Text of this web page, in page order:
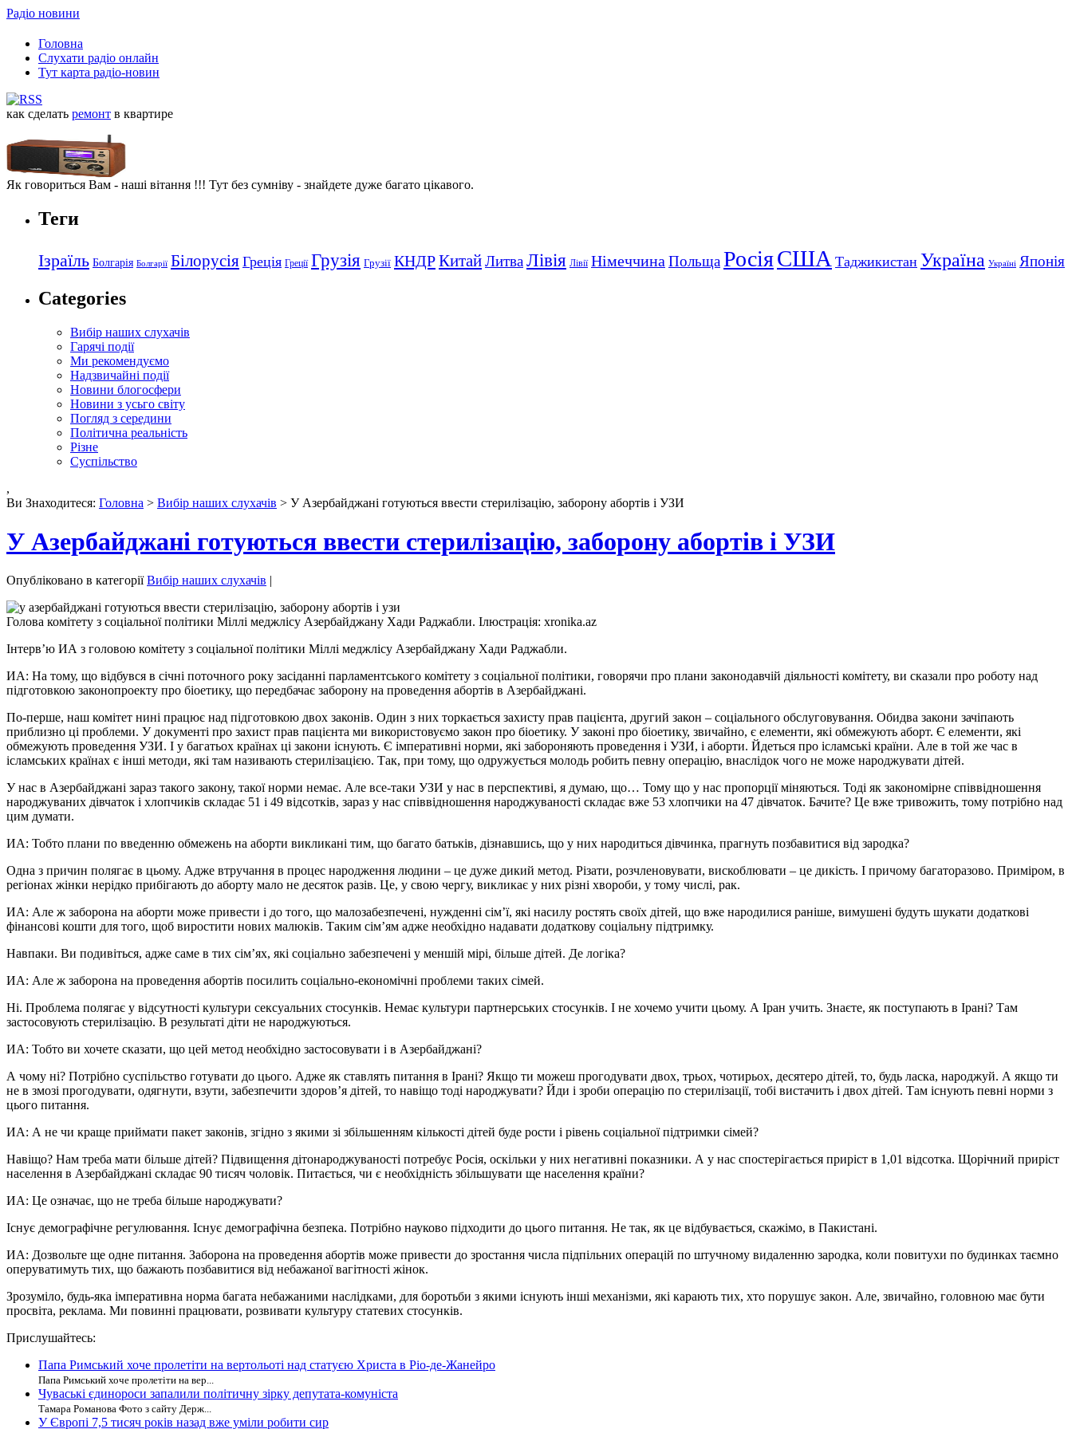
Радіо новини
Головна
Слухати радіо онлайн
Тут карта радіо-новин
как сделать ремонт в квартире
Як говориться Вам - наші вітання !!! Тут без сумніву - знайдете дуже багато цікавого.
Теги
Ізраїль Болгарія Болгарії Білорусія Греція Греції Грузія Грузії КНДРКитайЛитваЛівія Лівії Німеччина ПольщаРосіяСША Таджикистан Україна Україні Японія
Categories
Вибір наших слухачів
Гарячі події
Ми рекомендуємо
Надзвичайні події
Новини блогосфери
Новини з усьго світу
Погляд з середини
Політична реальність
Різне
Суспільство
,
Ви Знаходитеся: Головна > Вибір наших слухачів > У Азербайджані готуються ввести стерилізацію, заборону абортів і УЗИ
У Азербайджані готуються ввести стерилізацію, заборону абортів і УЗИ
Опубліковано в категоріїВибір наших слухачів |
Голова комітету з соціальної політики Міллі меджлісу Азербайджану Хади Раджабли. Ілюстрація: xronika.az
Інтерв’ю ИА з головою комітету з соціальної політики Міллі меджлісу Азербайджану Хади Раджабли.
ИА: На тому, що відбувся в січні поточного року засіданні парламентського комітету з соціальної політики, говорячи про плани законодавчій діяльності комітету, ви сказали про роботу над
підготовкою законопроекту про біоетику, що передбачає заборону на проведення абортів в Азербайджані.
По-перше, наш комітет нині працює над підготовкою двох законів. Один з них торкається захисту прав пацієнта, другий закон – соціального обслуговування. Обидва закони зачіпають
приблизно ці проблеми. У документі про захист прав пацієнта ми використовуємо закон про біоетику. У законі про біоетику, звичайно, є елементи, які обмежують аборт. Є елементи, які
обмежують проведення УЗИ. І у багатьох країнах ці закони існують. Є імперативні норми, які забороняють проведення і УЗИ, і аборти. Йдеться про ісламські країни. Але в той же час в
ісламських країнах є інші методи, які там називають стерилізацією. Так, при тому, що одружується молодь робить певну операцію, внаслідок чого не може народжувати дітей.
У нас в Азербайджані зараз такого закону, такої норми немає. Але все-таки УЗИ у нас в перспективі, я думаю, що… Тому що у нас пропорції міняються. Тоді як закономірне співвідношення
народжуваних дівчаток і хлопчиків складає 51 і 49 відсотків, зараз у нас співвідношення народжуваності складає вже 53 хлопчики на 47 дівчаток. Бачите? Це вже тривожить, тому потрібно над
цим думати.
ИА: Тобто плани по введенню обмежень на аборти викликані тим, що багато батьків, дізнавшись, що у них народиться дівчинка, прагнуть позбавитися від зародка?
Одна з причин полягає в цьому. Адже втручання в процес народження людини – це дуже дикий метод. Різати, розчленовувати, вискоблювати – це дикість. І причому багаторазово. Приміром, в
регіонах жінки нерідко прибігають до аборту мало не десяток разів. Це, у свою чергу, викликає у них різні хвороби, у тому числі, рак.
ИА: Але ж заборона на аборти може привести і до того, що малозабезпечені, нужденні сім’ї, які насилу ростять своїх дітей, що вже народилися раніше, вимушені будуть шукати додаткові
фінансові кошти для того, щоб виростити нових малюків. Таким сім’ям адже необхідно надавати додаткову соціальну підтримку.
Навпаки. Ви подивіться, адже саме в тих сім’ях, які соціально забезпечені у меншій мірі, більше дітей. Де логіка?
ИА: Але ж заборона на проведення абортів посилить соціально-економічні проблеми таких сімей.
Ні. Проблема полягає у відсутності культури сексуальних стосунків. Немає культури партнерських стосунків. І не хочемо учити цьому. А Іран учить. Знаєте, як поступають в Ірані? Там
застосовують стерилізацію. В результаті діти не народжуються.
ИА: Тобто ви хочете сказати, що цей метод необхідно застосовувати і в Азербайджані?
А чому ні? Потрібно суспільство готувати до цього. Адже як ставлять питання в Ірані? Якщо ти можеш прогодувати двох, трьох, чотирьох, десятеро дітей, то, будь ласка, народжуй. А якщо ти
не в змозі прогодувати, одягнути, взути, забезпечити здоров’я дітей, то навіщо тоді народжувати? Йди і зроби операцію по стерилізації, тобі вистачить і двох дітей. Там існують певні норми з
цього питання.
ИА: А не чи краще приймати пакет законів, згідно з якими зі збільшенням кількості дітей буде рости і рівень соціальної підтримки сімей?
Навіщо? Нам треба мати більше дітей? Підвищення дітонароджуваності потребує Росія, оскільки у них негативні показники. А у нас спостерігається приріст в 1,01 відсотка. Щорічний приріст
населення в Азербайджані складає 90 тисяч чоловік. Питається, чи є необхідність збільшувати ще населення країни?
ИА: Це означає, що не треба більше народжувати?
Існує демографічне регулювання. Існує демографічна безпека. Потрібно науково підходити до цього питання. Не так, як це відбувається, скажімо, в Пакистані.
ИА: Дозвольте ще одне питання. Заборона на проведення абортів може привести до зростання числа підпільних операцій по штучному видаленню зародка, коли повитухи по будинках таємно
оперуватимуть тих, що бажають позбавитися від небажаної вагітності жінок.
Зрозуміло, будь-яка імперативна норма багата небажаними наслідками, для боротьби з якими існують інші механізми, які карають тих, хто порушує закон. Але, звичайно, головною має бути
просвіта, реклама. Ми повинні працювати, розвивати культуру статевих стосунків.
Прислушайтесь:
Папа Римський хоче пролетіти на вертольоті над статуєю Христа в Ріо-де-Жанейро
Папа Римський хоче пролетіти на вер...
Чуваські єдинороси запалили політичну зірку депутата-комуніста
Тамара Романова Фото з сайту Держ...
У Європі 7,5 тисяч років назад вже уміли робити сир